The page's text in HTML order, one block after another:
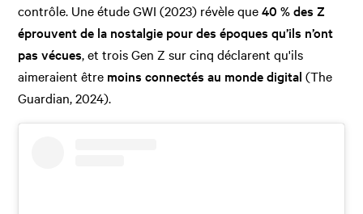
contrôle. Une étude GWI (2023) révèle que40 % des Z
éprouvent de la nostalgie pour des époques qu’ils n’ont
pas vécues, et trois Gen Z sur cinq déclarent qu'ils
aimeraient être moins connectés au monde digital (The
Guardian, 2024).